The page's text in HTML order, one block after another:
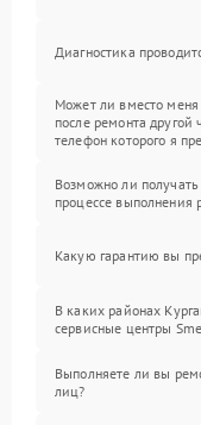
Диагностика
Может ли вместо меня
после ремонта другой
телефон которого я
Возможно ли
процессе выполнения
Какую гарантию вы
В каких районах
сервисные центры
Выполняете ли вы
лиц?